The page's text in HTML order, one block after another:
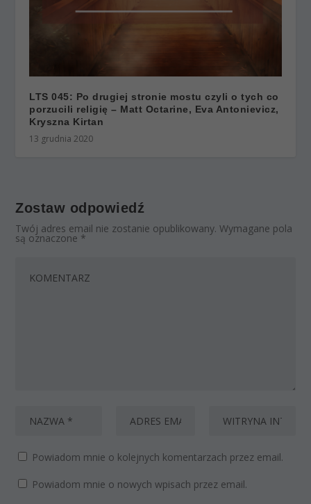
LTS 045: Po drugiej stronie mostu czyli o tych co
porzucili religię – Matt Octarine, Eva Antonievicz,
Kryszna Kirtan
13 grudnia 2020
Zostaw odpowiedź
Twój adres email nie zostanie opublikowany. Wymagane pola
są oznaczone *
Powiadom mnie o kolejnych komentarzach przez email.
Powiadom mnie o nowych wpisach przez email.